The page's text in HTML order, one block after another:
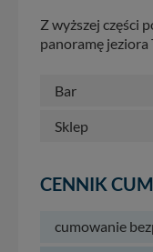
Z wyższej części
panoramę jeziora
Bar
Sklep
CENNIK
cumowanie